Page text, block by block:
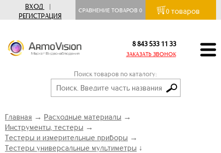
ВХОД
|
РЕГИСТРАЦИЯ
СРАВНЕНИЕ ТОВАРОВ0 0 товаров
8 843 533 11 33
ЗАКАЗАТЬ ЗВОНОК
Поиск товаров по каталогу:
Главная → Расходные материалы →
Инструменты, тестеры →
Тестеры и измерительные приборы →
Тестеры универсальные мультиметры ↓